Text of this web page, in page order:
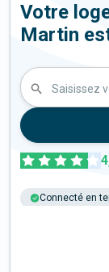
Votre
Martin
Saisissez
Connecté en